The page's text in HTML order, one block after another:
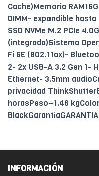
Cache)Memoria
DIMM- expandible
SSD NVMe M.2 PCIe
(integrada)Sistema
Fi 6E (802.11ax)-
2- 2x USB-A 3.2 Gen 1-
Ethernet- 3.5mm
privacidad
horasPeso~1.46
INFORMACIÓN